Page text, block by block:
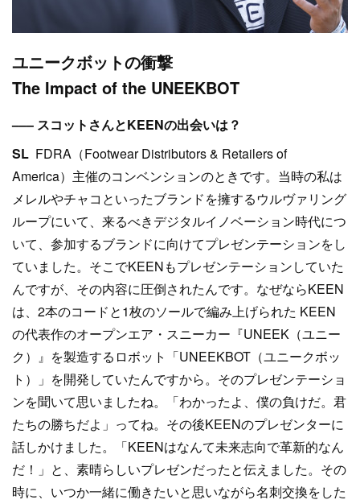
ユニークボットの衝撃
The Impact of the UNEEKBOT
––– スコットさんとKEENの出会いは？
SL FDRA（Footwear Distributors & Retailers of
America）主催のコンベンションのときです。当時の私は
メレルやチャコといったブランドを擁するウルヴァリング
ループにいて、来るべきデジタルイノベーション時代につ
いて、参加するブランドに向けてプレゼンテーションをし
ていました。そこでKEENもプレゼンテーションしていた
んですが、その内容に圧倒されたんです。なぜならKEEN
は、2本のコードと1枚のソールで編み上げられた KEEN
の代表作のオープンエア・スニーカー『UNEEK（ユニー
ク）』を製造するロボット「UNEEKBOT（ユニークボッ
ト）」を開発していたんですから。そのプレゼンテーショ
ンを聞いて思いましたね。「わかったよ、僕の負けだ。君
たちの勝ちだよ」ってね。その後KEENのプレゼンターに
話しかけました。「KEENはなんて未来志向で革新的なん
だ！」と、素晴らしいプレゼンだったと伝えました。その
時に、いつか一緒に働きたいと思いながら名刺交換をした